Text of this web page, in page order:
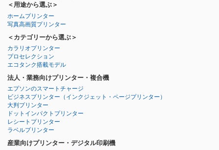
＜用途から選ぶ＞
ホームプリンター
写真高画質プリンター
＜カテゴリーから選ぶ＞
カラリオプリンター
プロセレクション
エコタンク搭載モデル
法人・業務向けプリンター・複合機
エプソンのスマートチャージ
ビジネスプリンター （インクジェット・ページプリンター）
大判プリンター
ドットインパクトプリンター
レシートプリンター
ラベルプリンター
産業向けプリンター・デジタル印刷機